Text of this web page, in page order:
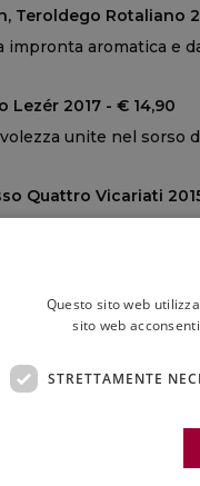
Teroldego Rotaliano
impronta aromatica e
Lezér 2017 - € 14,90
unite nel sorso
Quattro Vicariati
per questo vino
Brut Blanquette De
sapido e ritmato
Brut - €
delle
Questo sito web
sito web
STRETTAMENTE